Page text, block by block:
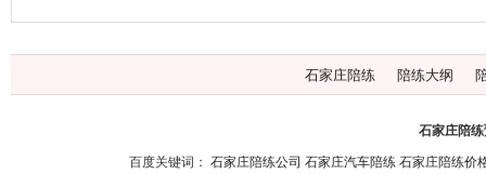
石家庄陪练 陪练大纲
石家庄陪
百度关键词： 石家庄陪练公司 石家庄汽车陪练 石家庄陪练价